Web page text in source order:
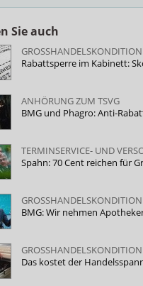
Sie auch
Rabattsperre im Kabinett:
ANHÖRUNG ZUM TSVG
BMG und Phagro: Anti-
TERMINSERVICE- UND
Spahn: 70 Cent reichen für
BMG: Wir nehmen
Das kostet der